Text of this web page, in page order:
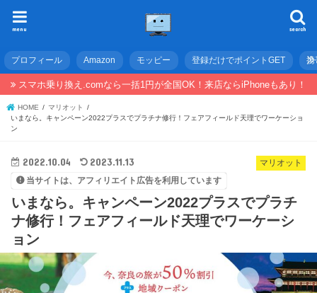
search
menu
プロフィール Amazon モッピー 登録だけでポイントGET 携
スマホ乗り換え.comなら一括1円が全国OK！来店ならiPhoneもあり！
HOME
マリオット
いまなら。キャンペーン2022プラスでプラチナ修行！フェアフィールド天理でワーケーショ
ン
マリオット
2022.10.04 2023.11.13
当サイトは、アフィリエイト広告を利用しています
いまなら。キャンペーン2022プラスでプラチ
ナ修行！フェアフィールド天理でワーケーシ
ョン